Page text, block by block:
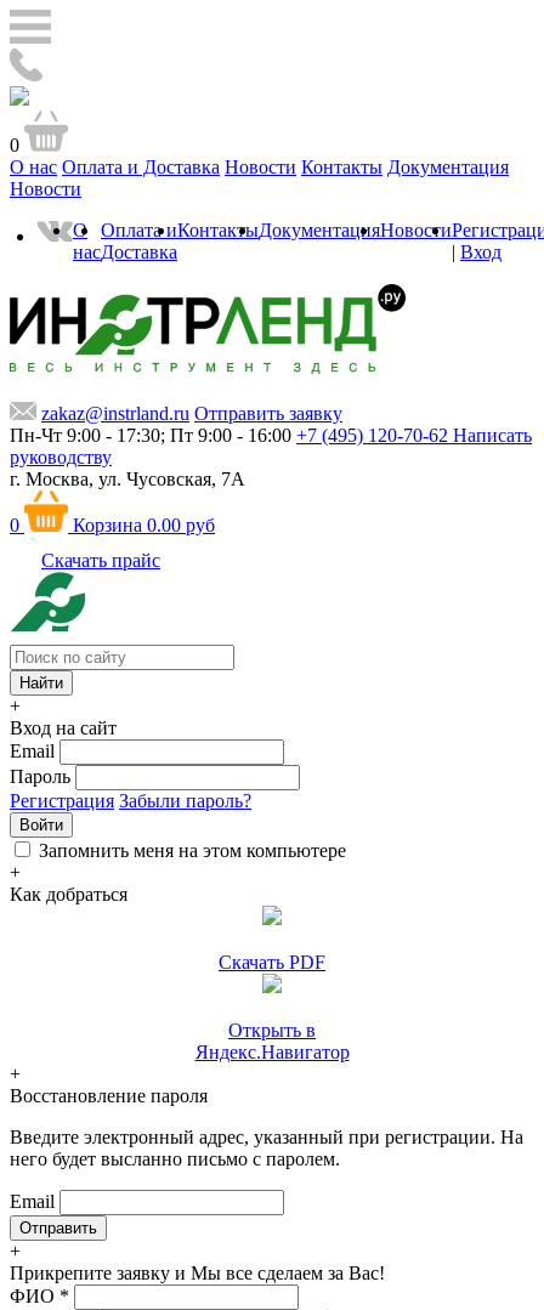
0
О нас Оплата и Доставка Новости Контакты Документация
Новости
О
нас
Оплата и
Доставка
КонтактыДокументацияНовости
| Вход
zakaz@instrland.ru Отправить заявку
Пн-Чт 9:00 - 17:30; Пт 9:00 - 16:00 +7 (495) 120-70-62 Написать
руководству
г. Москва, ул. Чусовская, 7А
0 Корзина 0.00 руб
Скачать прайс
+
Вход на сайт
Email
Пароль
Регистрация Забыли пароль?
Войти
Запомнить меня на этом компьютере
+
Как добраться
Скачать PDF
Открыть в
Яндекс.Навигатор
+
Восстановление пароля
Введите электронный адрес, указанный при регистрации. На
него будет высланно письмо с паролем.
Email
+
Прикрепите заявку и Мы все сделаем за Вас!
ФИО *